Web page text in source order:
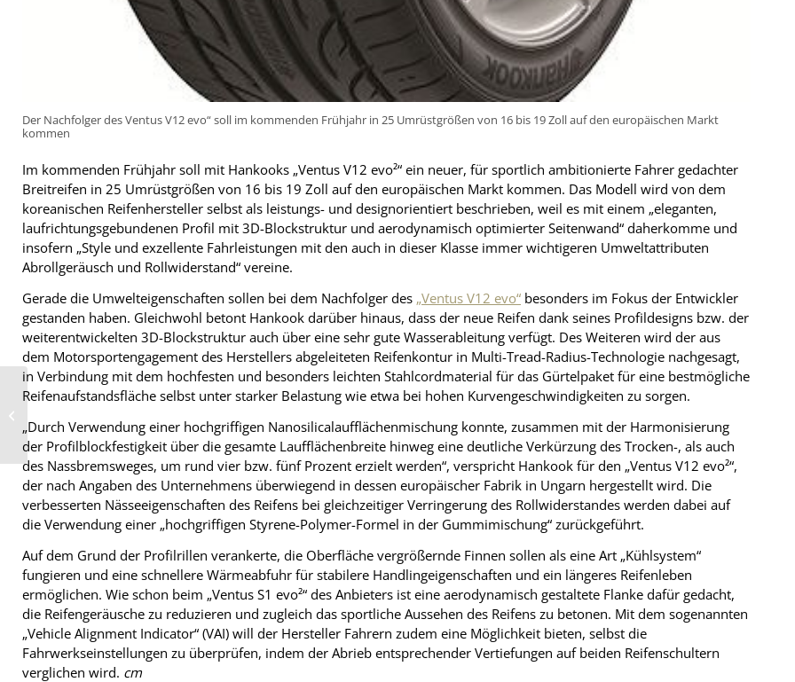
Der Nachfolger des Ventus V12 evo“ soll im kommenden Frühjahr in 25 Umrüstgrößen von 16 bis 19 Zoll auf den europäischen Markt
kommen
Im kommenden Frühjahr soll mit Hankooks „Ventus V12 evo²“ ein neuer, für sportlich ambitionierte Fahrer gedachter
Breitreifen in 25 Umrüstgrößen von 16 bis 19 Zoll auf den europäischen Markt kommen. Das Modell wird von dem
koreanischen Reifenhersteller selbst als leistungs- und designorientiert beschrieben, weil es mit einem „eleganten,
laufrichtungsgebundenen Profil mit 3D-Blockstruktur und aerodynamisch optimierter Seitenwand“ daherkomme und
insofern „Style und exzellente Fahrleistungen mit den auch in dieser Klasse immer wichtigeren Umweltattributen
Abrollgeräusch und Rollwiderstand“ vereine.
Gerade die Umwelteigenschaften sollen bei dem Nachfolger des „Ventus V12 evo“ besonders im Fokus der Entwickler
gestanden haben. Gleichwohl betont Hankook darüber hinaus, dass der neue Reifen dank seines Profildesigns bzw. der
weiterentwickelten 3D-Blockstruktur auch über eine sehr gute Wasserableitung verfügt. Des Weiteren wird der aus
dem Motorsportengagement des Herstellers abgeleiteten Reifenkontur in Multi-Tread-Radius-Technologie nachgesagt,
in Verbindung mit dem hochfesten und besonders leichten Stahlcordmaterial für das Gürtelpaket für eine bestmögliche
Reifenaufstandsfläche selbst unter starker Belastung wie etwa bei hohen Kurvengeschwindigkeiten zu sorgen.
„Durch Verwendung einer hochgriffigen Nanosilicalaufflächenmischung konnte, zusammen mit der Harmonisierung
der Profilblockfestigkeit über die gesamte Laufflächenbreite hinweg eine deutliche Verkürzung des Trocken-, als auch
des Nassbremsweges, um rund vier bzw. fünf Prozent erzielt werden“, verspricht Hankook für den „Ventus V12 evo²“,
der nach Angaben des Unternehmens überwiegend in dessen europäischer Fabrik in Ungarn hergestellt wird. Die
verbesserten Nässeeigenschaften des Reifens bei gleichzeitiger Verringerung des Rollwiderstandes werden dabei auf
die Verwendung einer „hochgriffigen Styrene-Polymer-Formel in der Gummimischung“ zurückgeführt.
Auf dem Grund der Profilrillen verankerte, die Oberfläche vergrößernde Finnen sollen als eine Art „Kühlsystem“
fungieren und eine schnellere Wärmeabfuhr für stabilere Handlingeigenschaften und ein längeres Reifenleben
ermöglichen. Wie schon beim „Ventus S1 evo²“ des Anbieters ist eine aerodynamisch gestaltete Flanke dafür gedacht,
die Reifengeräusche zu reduzieren und zugleich das sportliche Aussehen des Reifens zu betonen. Mit dem sogenannten
„Vehicle Alignment Indicator“ (VAI) will der Hersteller Fahrern zudem eine Möglichkeit bieten, selbst die
Fahrwerkseinstellungen zu überprüfen, indem der Abrieb entsprechender Vertiefungen auf beiden Reifenschultern
verglichen wird. cm
auch BBS seine Servicezeiten aus